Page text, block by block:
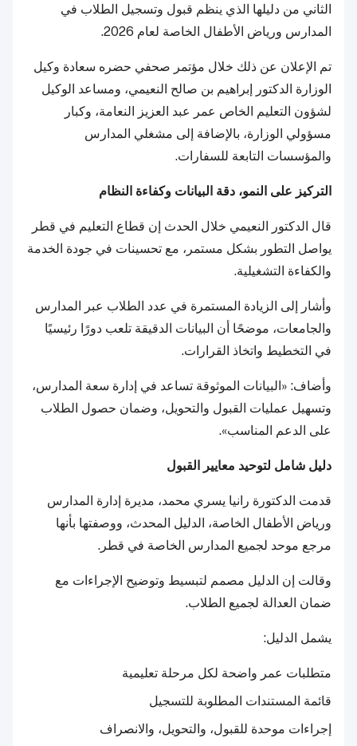
الثاني من دليلها الذي ينظم قبول وتسجيل الطلاب في
المدارس ورياض الأطفال الخاصة لعام 2026.
تم الإعلان عن ذلك خلال مؤتمر صحفي حضره سعادة وكيل
الوزارة الدكتور إبراهيم بن صالح النعيمي، ومساعد الوكيل
لشؤون التعليم الخاص عمر عبد العزيز النعامة، وكبار
مسؤولي الوزارة، بالإضافة إلى مشغلي المدارس
والمؤسسات التابعة للسفارات.
التركيز على النمو، دقة البيانات وكفاءة النظام
قال الدكتور النعيمي خلال الحدث إن قطاع التعليم في قطر
يواصل التطور بشكل مستمر، مع تحسينات في جودة الخدمة
والكفاءة التشغيلية.
وأشار إلى الزيادة المستمرة في عدد الطلاب عبر المدارس
والجامعات، موضحًا أن البيانات الدقيقة تلعب دورًا رئيسيًا
في التخطيط واتخاذ القرارات.
وأضاف: «البيانات الموثوقة تساعد في إدارة سعة المدارس،
وتسهيل عمليات القبول والتحويل، وضمان حصول الطلاب
على الدعم المناسب».
دليل شامل لتوحيد معايير القبول
قدمت الدكتورة رانيا يسري محمد، مديرة إدارة المدارس
ورياض الأطفال الخاصة، الدليل المحدث، ووصفتها بأنها
مرجع موحد لجميع المدارس الخاصة في قطر.
وقالت إن الدليل مصمم لتبسيط وتوضيح الإجراءات مع
ضمان العدالة لجميع الطلاب.
يشمل الدليل:
متطلبات عمر واضحة لكل مرحلة تعليمية
قائمة المستندات المطلوبة للتسجيل
إجراءات موحدة للقبول، والتحويل، والانصراف